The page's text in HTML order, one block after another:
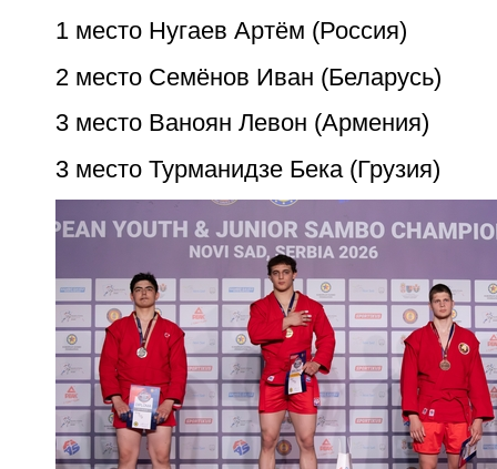
1 место Нугаев Артём (Россия)
2 место Семёнов Иван (Беларусь)
3 место Ваноян Левон (Армения)
3 место Турманидзе Бека (Грузия)